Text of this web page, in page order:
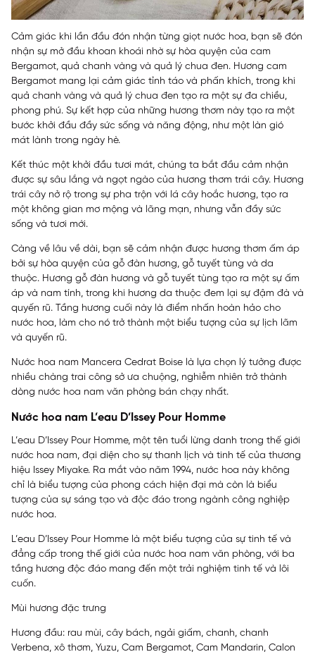
Cảm giác khi lần đầu đón nhận từng giọt nước hoa, bạn sẽ đón
nhận sự mở đầu khoan khoái nhờ sự hòa quyện của cam
Bergamot, quả chanh vàng và quả lý chua đen. Hương cam
Bergamot mang lại cảm giác tỉnh táo và phấn khích, trong khi
quả chanh vàng và quả lý chua đen tạo ra một sự đa chiều,
phong phú. Sự kết hợp của những hương thơm này tạo ra một
bước khởi đầu đầy sức sống và năng động, như một làn gió
mát lành trong ngày hè.
Kết thúc một khởi đầu tươi mát, chúng ta bắt đầu cảm nhận
được sự sâu lắng và ngọt ngào của hương thơm trái cây. Hương
trái cây nở rộ trong sự pha trộn với lá cây hoắc hương, tạo ra
một không gian mơ mộng và lãng mạn, nhưng vẫn đầy sức
sống và tươi mới.
Càng về lâu về dài, bạn sẽ cảm nhận được hương thơm ấm áp
bởi sự hòa quyện của gỗ đàn hương, gỗ tuyết tùng và da
thuộc. Hương gỗ đàn hương và gỗ tuyết tùng tạo ra một sự ấm
áp và nam tính, trong khi hương da thuộc đem lại sự đậm đà và
quyến rũ. Tầng hương cuối này là điểm nhấn hoàn hảo cho
nước hoa, làm cho nó trở thành một biểu tượng của sự lịch lãm
và quyến rũ.
Nước hoa nam Mancera Cedrat Boise là lựa chọn lý tưởng được
nhiều chàng trai công sở ưa chuộng, nghiễm nhiên trở thành
dòng nước hoa nam văn phòng bán chạy nhất.
Nước hoa nam L’eau D’Issey Pour Homme
L’eau D’Issey Pour Homme, một tên tuổi lừng danh trong thế giới
nước hoa nam, đại diện cho sự thanh lịch và tinh tế của thương
hiệu Issey Miyake. Ra mắt vào năm 1994, nước hoa này không
chỉ là biểu tượng của phong cách hiện đại mà còn là biểu
tượng của sự sáng tạo và độc đáo trong ngành công nghiệp
nước hoa.
L’eau D’Issey Pour Homme là một biểu tượng của sự tinh tế và
đẳng cấp trong thế giới của nước hoa nam văn phòng, với ba
tầng hương độc đáo mang đến một trải nghiệm tinh tế và lôi
cuốn.
Mùi hương đặc trưng
Hương đầu: rau mùi, cây bách, ngải giấm, chanh, chanh
Verbena, xô thơm, Yuzu, Cam Bergamot, Cam Mandarin, Calon